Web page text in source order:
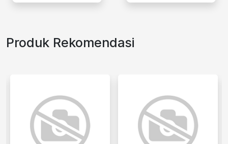
Produk Rekomendasi